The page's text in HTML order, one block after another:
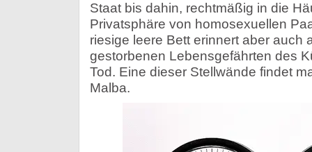
Staat bis dahin, rechtmäßig in die
Privatsphäre von homosexuellen
riesige leere Bett erinnert aber auch
gestorbenen Lebensgefährten des
Tod. Eine dieser Stellwände findet
Malba.